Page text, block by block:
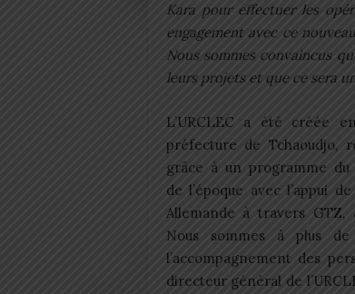
Kara pour effectuer les
engagement avec ce
Nous sommes convaincus
leurs projets et que ce sera
L’URCLEC a été créée
préfecture de Tchaoudjo,
grâce à un programme du
de l’époque avec l’appui
Allemande à travers GTZ,
Nous sommes à plus
l’accompagnement des
directeur général de